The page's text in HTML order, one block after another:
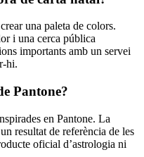
una paleta de colors.
i una cerca pública
importants amb un servei
hi.
Pantone?
en Pantone. La
resultat de referència de les
oficial d’astrologia ni